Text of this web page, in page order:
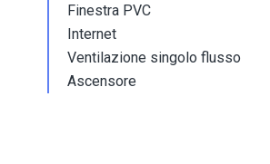
Finestra PVC
Internet
Ventilazione singolo flusso
Ascensore